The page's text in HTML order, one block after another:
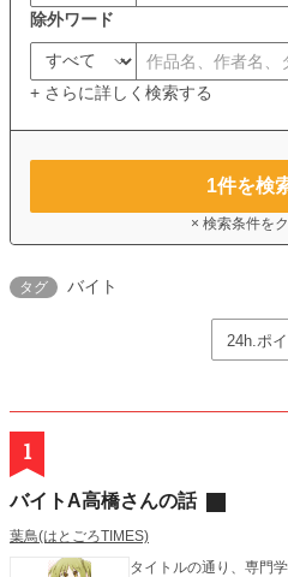
除外ワード
+ さらに詳しく検索する
1件を検
× 検索条件を
タグ バイト
1
バイトA高橋さんの話
葉鳥(はとごろTIMES)
タイトルの通り、専門